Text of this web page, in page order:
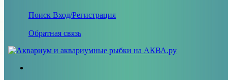
Поиск Вход/Регистрация
Обратная связь